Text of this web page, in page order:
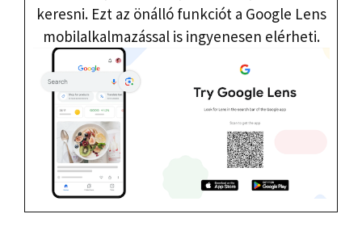
keresni. Ezt az önálló funkciót a Google Lens
mobilalkalmazással is ingyenesen elérheti.